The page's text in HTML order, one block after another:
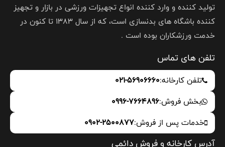
تولید کننده و وارد کننده انواع تجهیزات ورزشی در بازار و تجهیز
کننده باشگاه های بدنسازی است، که از سال 1383 تا کنون در
خدمت ورزشکاران بوده است .
تلفن های تماس
تلفن کارخانه:021-56906660
بخش فروش:0996-7664896
خدمات پس از فروش:0902-2500877
آدرس کارخانه و فروش دائمی